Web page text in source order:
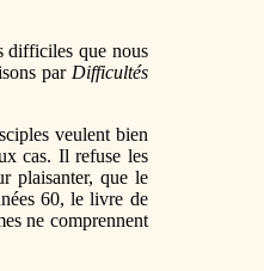
difficiles que nous
par Difficultés
veulent bien
cas. Il refuse les
plaisanter, que le
60, le livre de
ne comprennent